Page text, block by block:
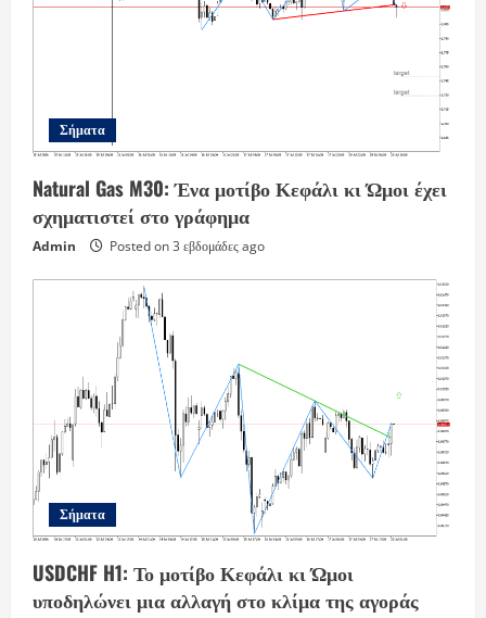
Σήματα
Natural Gas M30: Ένα μοτίβο Κεφάλι κι Ώμοι έχει
σχηματιστεί στο γράφημα
Admin Posted on 3 εβδομάδες ago
Σήματα
USDCHF H1: Το μοτίβο Κεφάλι κι Ώμοι
υποδηλώνει μια αλλαγή στο κλίμα της αγοράς